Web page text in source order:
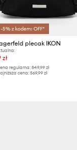
5% z kodem: OFF*
plecak IKON
zł
regularna: 849,99 zł
cena: 569,99 zł